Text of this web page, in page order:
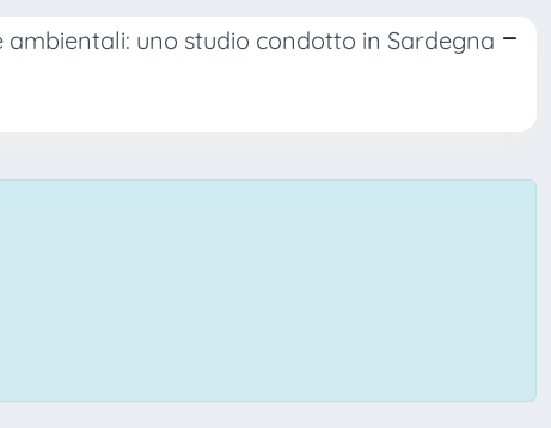
uno studio condotto in Sardegna